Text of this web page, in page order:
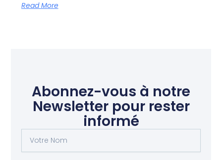
Read More
Abonnez-vous à notre
Newsletter pour rester
informé
Nom